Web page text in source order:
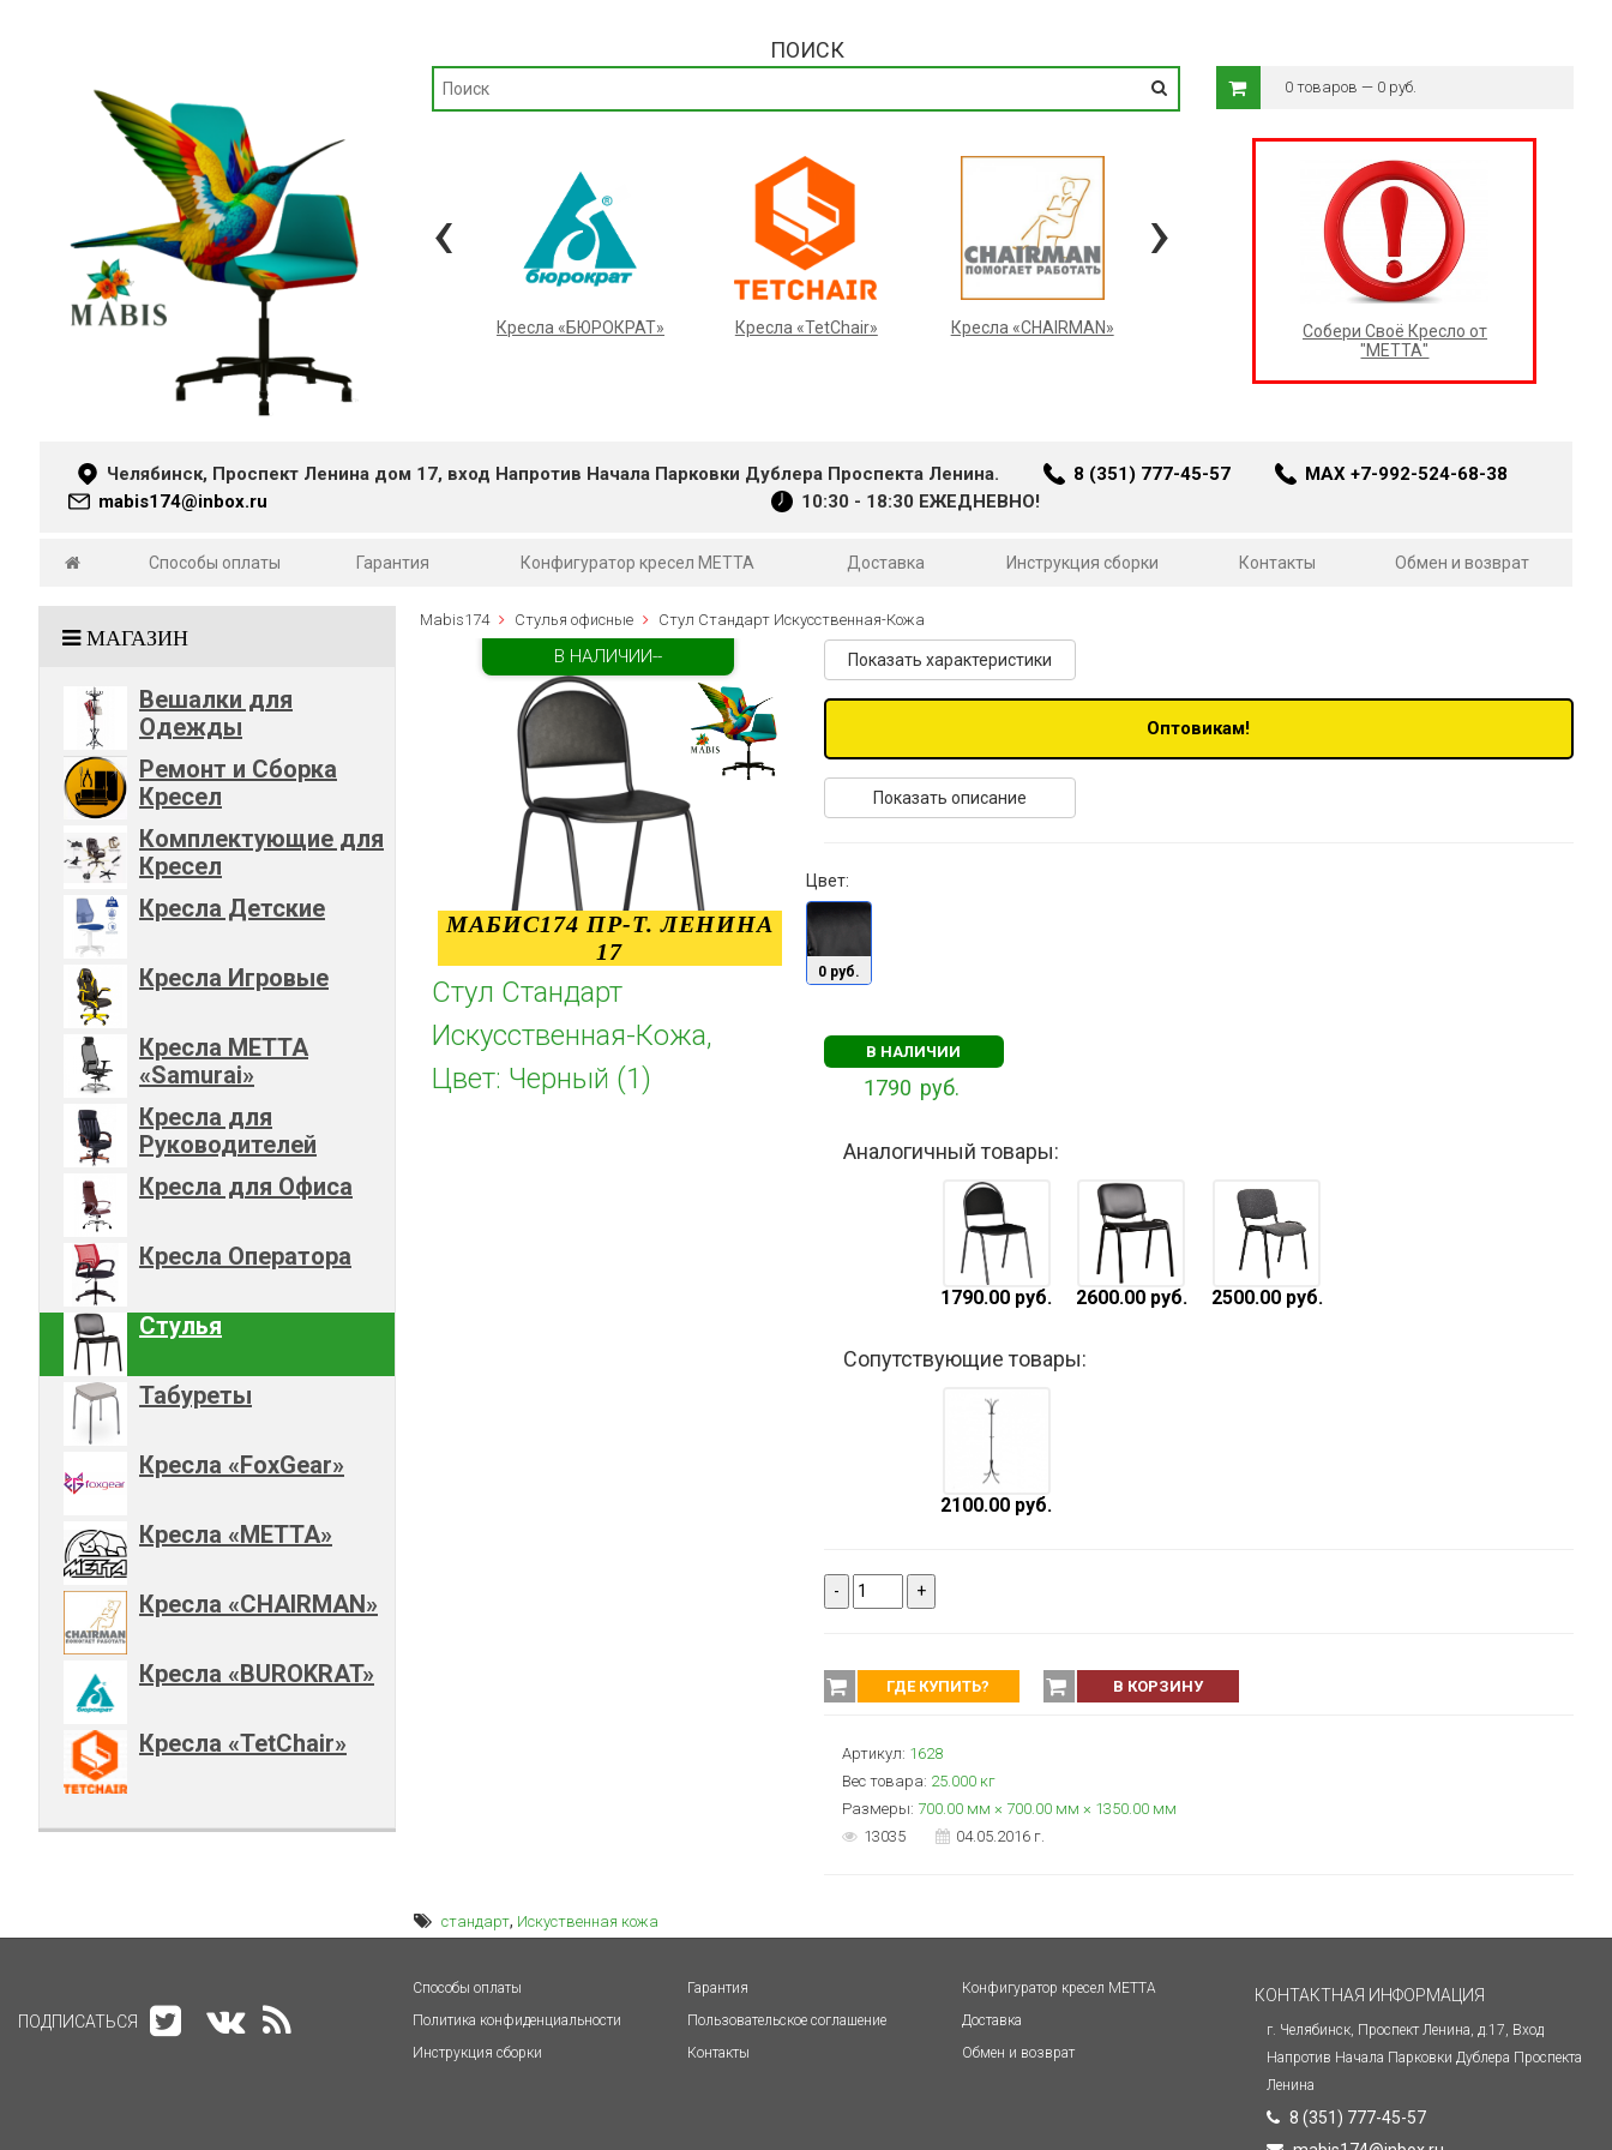
ПОИСК
0 товаров — 0 руб.
Кресла «БЮРОКРАТ» Кресла «TetChair» Кресла «CHAIRMAN»
‹ ›
Собери Своё Кресло от
"МЕТТА"
Челябинск, Проспект Ленина дом 17, вход Напротив Начала Парковки Дублера Проспекта Ленина. 8 (351) 777-45-57
MAX +7-992-524-68-38
mabis174@inbox.ru
10:30 - 18:30 ЕЖЕДНЕВНО!
Способы оплаты Гарантия Конфигуратор кресел МЕТТА Доставка Инструкция сборки Контакты Обмен и возврат
МАГАЗИН
Вешалки для
Одежды
Ремонт и Сборка
Кресел
Комплектующие для
Кресел
Кресла Детские
Кресла Игровые
Кресла METTA
«Samurai»
Кресла для
Руководителей
Кресла для Офиса
Кресла Оператора
Стулья
Табуреты
Кресла «FoxGear»
Кресла «METTA»
Кресла «CHAIRMAN»
Кресла «BUROKRAT»
Кресла «TetChair»
Mabis174 Стулья офисные Стул Стандарт Искусственная-Кожа
МАБИС174 ПР-Т. ЛЕНИНА
17
Стул Стандарт
Искусственная-Кожа,
Цвет: Черный (1)
В НАЛИЧИИ-- Показать характеристики
Оптовикам!
Показать описание
Цвет:
0 руб.
В НАЛИЧИИ
1790 руб.
Аналогичный товары:
1790.00 руб. 2600.00 руб. 2500.00 руб.
Сопутствующие товары:
2100.00 руб.
- +
ГДЕ КУПИТЬ? В КОРЗИНУ
Артикул: 1628
Вес товара: 25.000 кг
Размеры: 700.00 мм × 700.00 мм × 1350.00 мм
13035
04.05.2016 г.
стандарт, Искуственная кожа
ПОДПИСАТЬСЯ
Способы оплаты Гарантия
Конфигуратор кресел МЕТТА
Политика конфиденциальности
Пользовательское соглашение
Доставка
Инструкция сборки
Контакты Обмен и возврат
КОНТАКТНАЯ ИНФОРМАЦИЯ
г. Челябинск, Проспект Ленина, д.17, Вход
Напротив Начала Парковки Дублера Проспекта
Ленина
8 (351) 777-45-57